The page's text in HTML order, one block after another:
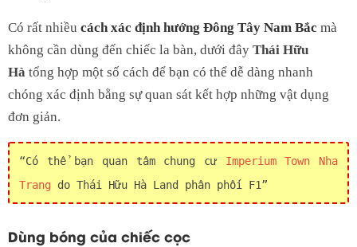
Có rất nhiều cách xác định hướng Đông Tây Nam Bắc mà
không cần dùng đến chiếc la bàn, dưới đây Thái Hữu
Hà tổng hợp một số cách để bạn có thể dễ dàng nhanh
chóng xác định bằng sự quan sát kết hợp những vật dụng
đơn giản.
Có thể bạn quan tâm chung cư Imperium Town Nha
Trang do Thái Hữu Hà Land phân phối F1
Dùng bóng của chiếc cọc